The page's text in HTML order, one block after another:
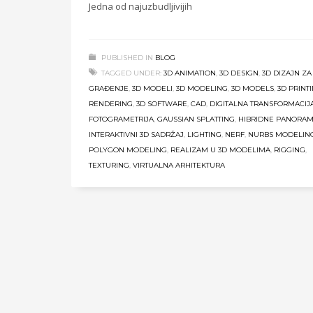
Jedna od najuzbudljivijih
PUBLISHED IN BLOG
TAGGED UNDER: 3D ANIMATION, 3D DESIGN, 3D DIZAJN ZA
GRAĐENJE, 3D MODELI, 3D MODELING, 3D MODELS, 3D
RENDERING, 3D SOFTWARE, CAD, DIGITALNA
FOTOGRAMETRIJA, GAUSSIAN SPLATTING, HIBRIDNE
INTERAKTIVNI 3D SADRŽAJ, LIGHTING, NERF, NURBS
POLYGON MODELING, REALIZAM U 3D MODELIMA, RIGGING,
TEXTURING, VIRTUALNA ARHITEKTURA